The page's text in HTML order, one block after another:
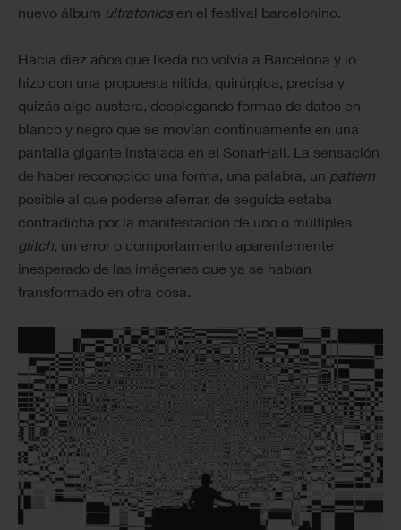
nuevo álbum ultratonicsen el festival barcelonino.
Hacía diez años que Ikeda no volvía a Barcelona y lo
hizo con una propuesta nitida, quirúrgica, precisa y
quizás algo austera, desplegando formas de datos en
blanco y negro que se movían continuamente en una
pantalla gigante instalada en el SonarHall. La sensación
de haber reconocido una forma, una palabra, un pattern
posible al que poderse aferrar, de seguida estaba
contradicha por la manifestación de uno o múltiples
glitch, un error o comportamiento aparentemente
inesperado de las imágenes que ya se habían
transformado en otra cosa.